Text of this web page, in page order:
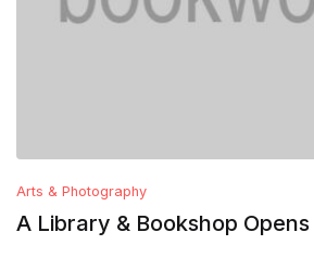
Arts & Photography
A Library & Bookshop Opens